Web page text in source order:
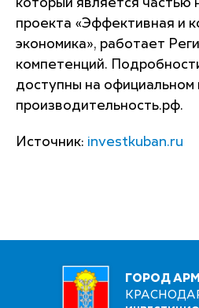
который является частью
проекта «Эффективная и
экономика», работает
компетенций.
доступны на официальном
производительность.рф.
Источник: investkuban.ru
ГОРОД